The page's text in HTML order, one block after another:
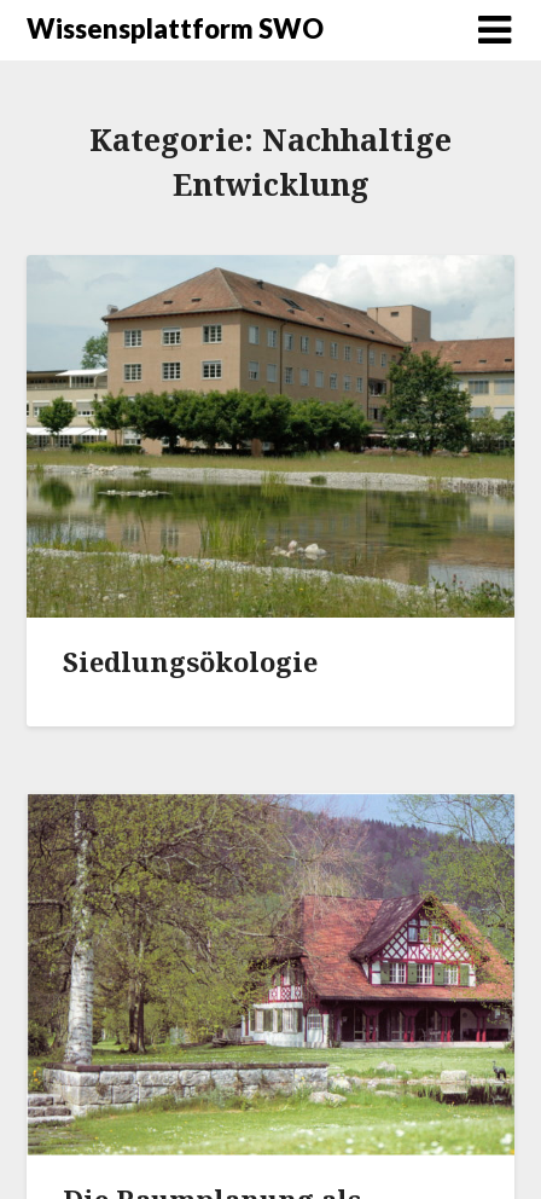
Wissensplattform SWO
Kategorie: Nachhaltige
Entwicklung
Siedlungsökologie